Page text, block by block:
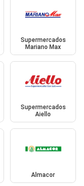
Supermercados
Mariano Max
Supermercados
Aiello
Almacor